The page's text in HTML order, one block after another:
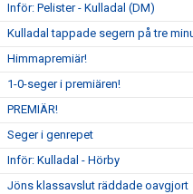
Inför: Pelister - Kulladal (DM)
Kulladal tappade segern på tre
Himmapremiär!
1-0-seger i premiären!
PREMIÄR!
Seger i genrepet
Inför: Kulladal - Hörby
Jöns klassavslut räddade oavgjort